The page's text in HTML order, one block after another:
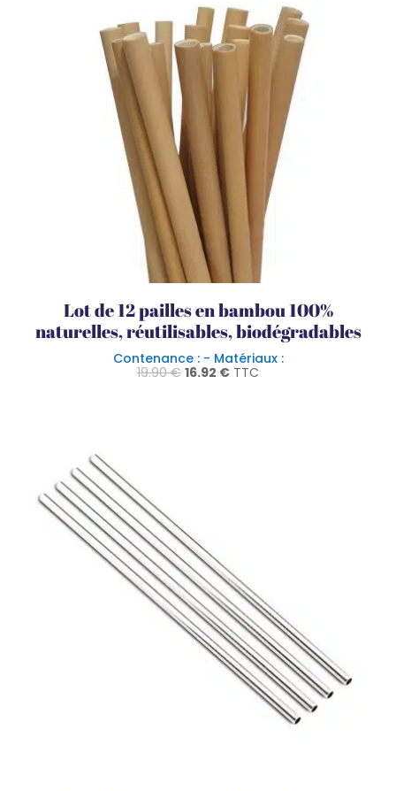
Lot de 12 pailles en bambou 100%
naturelles, réutilisables, biodégradables
Contenance : - Matériaux :
19.90€ Le
16.92 €LeTTC